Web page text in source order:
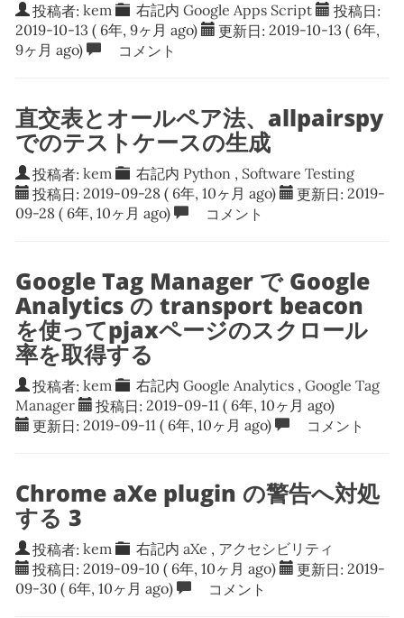
投稿者: kem 右記内Google Apps Script 投稿日:
2019-10-13 ( 6年, 9ヶ月 ago) 更新日: 2019-10-13 ( 6年,
9ヶ月 ago)
コメント
直交表とオールペア法、allpairspy
でのテストケースの生成
投稿者: kem 右記内 Python , Software Testing
投稿日: 2019-09-28 ( 6年, 10ヶ月 ago) 更新日: 2019-
09-28 ( 6年, 10ヶ月 ago) コメント
Google Tag Manager で Google
Analytics の transport beacon
を使ってpjaxページのスクロール
率を取得する
投稿者: kem 右記内Google Analytics ,Google Tag
Manager
投稿日: 2019-09-11 ( 6年, 10ヶ月 ago)
更新日: 2019-09-11 ( 6年, 10ヶ月 ago) コメント
Chrome aXe plugin の警告へ対処
する 3
投稿者: kem 右記内aXe , アクセシビリティ
投稿日: 2019-09-10 ( 6年, 10ヶ月 ago) 更新日: 2019-
09-30 ( 6年, 10ヶ月 ago) コメント